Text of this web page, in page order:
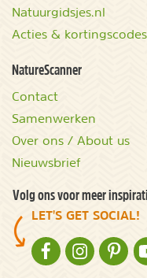
Natuurgidsjes.nl
Acties & kortingscodes
NatureScanner
Contact
Samenwerken
Over ons / About us
Nieuwsbrief
Volg ons voor meer
LET'S GET SOCIAL!
NATURESCANNER